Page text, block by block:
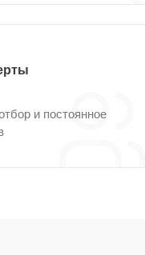
и постоянное